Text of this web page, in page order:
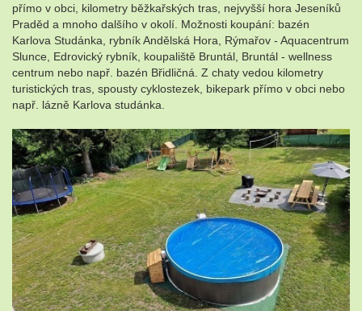
přímo v obci, kilometry běžkařských tras, nejvyšší hora Jeseníků
Praděd a mnoho dalšího v okolí. Možnosti koupání: bazén
Karlova Studánka, rybník Andělská Hora, Rýmařov - Aquacentrum
Slunce, Edrovický rybník, koupaliště Bruntál, Bruntál - wellness
centrum nebo např. bazén Břidličná. Z chaty vedou kilometry
turistických tras, spousty cyklostezek, bikepark přímo v obci nebo
např. lázně Karlova studánka.